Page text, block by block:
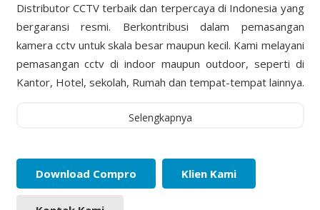
Distributor CCTV terbaik dan terpercaya di Indonesia yang
bergaransi resmi. Berkontribusi dalam pemasangan
kamera cctv untuk skala besar maupun kecil. Kami melayani
pemasangan cctv di indoor maupun outdoor, seperti di
Kantor, Hotel, sekolah, Rumah dan tempat-tempat lainnya.
Selengkapnya
Download Compro Klien Kami